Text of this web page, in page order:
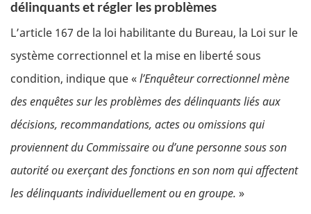
délinquants et régler les problèmes
L’article 167 de la loi habilitante du Bureau, la Loi sur le
système correctionnel et la mise en liberté sous
condition, indique que «l’Enquêteur correctionnel mène
des enquêtes sur les problèmes des délinquants liés aux
décisions, recommandations, actes ou omissions qui
proviennent du Commissaire ou d’une personne sous son
autorité ou exerçant des fonctions en son nom qui affectent
les délinquants individuellement ou en groupe. »